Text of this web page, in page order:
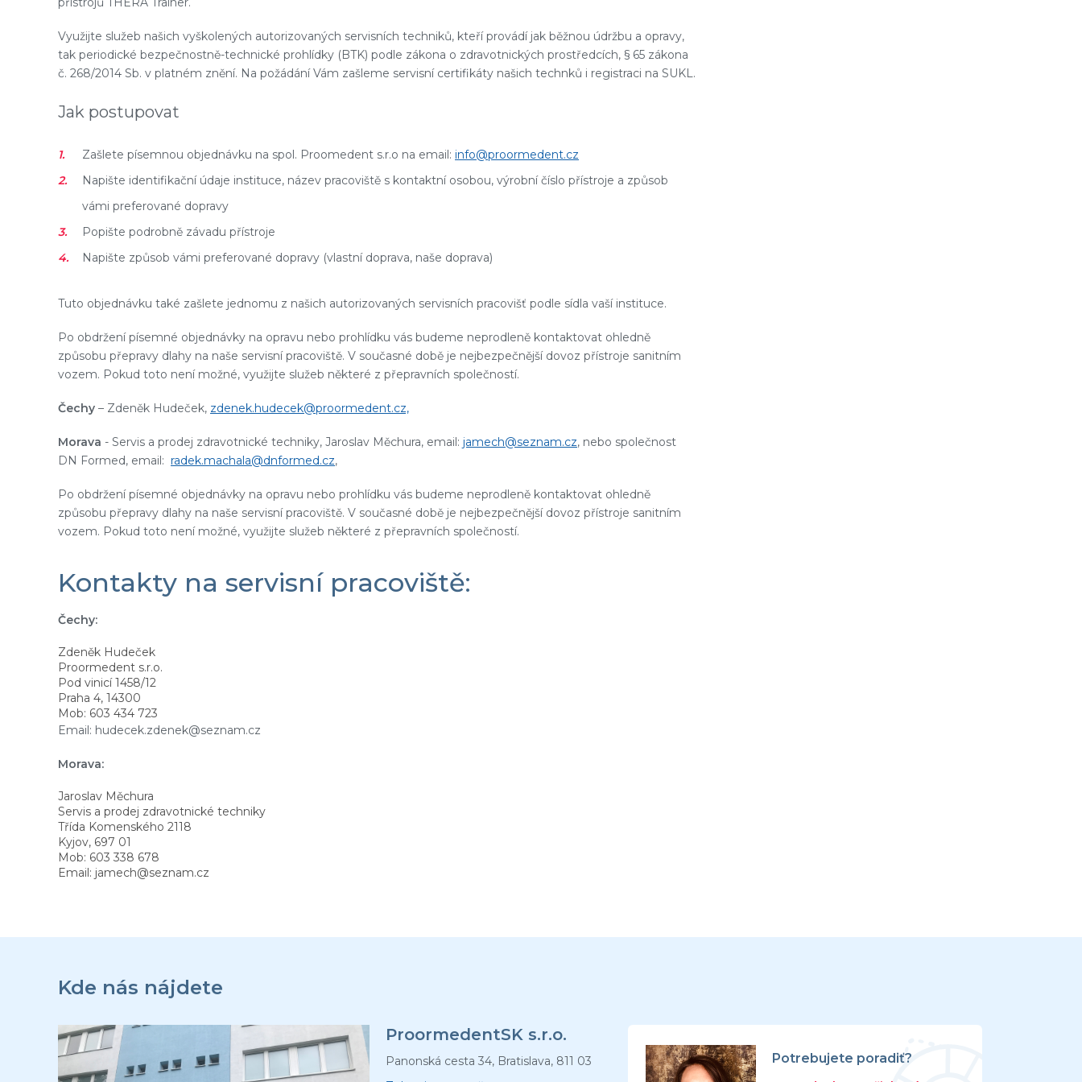
Využijte služeb našich vyškolených autorizovaných servisních techniků, kteří provádí jak běžnou údržbu a opravy,
tak periodické bezpečnostně-technické prohlídky (BTK) podle zákona o zdravotnických prostředcích, § 65 zákona
č. 268/2014 Sb. v platném znění. Na požádání Vám zašleme servisní certifikáty našich technků i registraci na SUKL.
Jak postupovat
Zašlete písemnou objednávku na spol. Proomedent s.r.o na email: info@proormedent.cz
Napište identifikační údaje instituce, název pracoviště s kontaktní osobou, výrobní číslo přístroje a způsob
vámi preferované dopravy
Popište podrobně závadu přístroje
Napište způsob vámi preferované dopravy (vlastní doprava, naše doprava)
Tuto objednávku také zašlete jednomu z našich autorizovaných servisních pracovišť podle sídla vaší instituce.
Po obdržení písemné objednávky na opravu nebo prohlídku vás budeme neprodleně kontaktovat ohledně
způsobu přepravy dlahy na naše servisní pracoviště. V současné době je nejbezpečnější dovoz přístroje sanitním
vozem. Pokud toto není možné, využijte služeb některé z přepravních společností.
Čechy – Zdeněk Hudeček, zdenek.hudecek@proormedent.cz,
Morava - Servis a prodej zdravotnické techniky, Jaroslav Měchura, email: jamech@seznam.cz, nebo společnost
DN Formed, email: radek.machala@dnformed.cz,
Po obdržení písemné objednávky na opravu nebo prohlídku vás budeme neprodleně kontaktovat ohledně
způsobu přepravy dlahy na naše servisní pracoviště. V současné době je nejbezpečnější dovoz přístroje sanitním
vozem. Pokud toto není možné, využijte služeb některé z přepravních společností.
Kontakty na servisní pracoviště:
Čechy:
Zdeněk Hudeček
Proormedent s.r.o.
Pod vinicí 1458/12
Praha 4, 14300
Mob: 603 434 723
Email: hudecek.zdenek@seznam.cz
Morava:
Jaroslav Měchura
Servis a prodej zdravotnické techniky
Třída Komenského 2118
Kyjov, 697 01
Mob: 603 338 678
Email: jamech@seznam.cz
Kde nás nájdete
ProormedentSK s.r.o.
Panonská cesta 34, Bratislava, 811 03
Potrebujete poradiť?